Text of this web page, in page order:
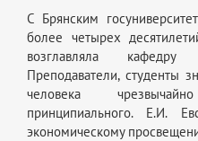
С Брянским
более четырех
возглавляла кафедру
Преподаватели, студенты
человека
принципиального. Е.И.
экономическому